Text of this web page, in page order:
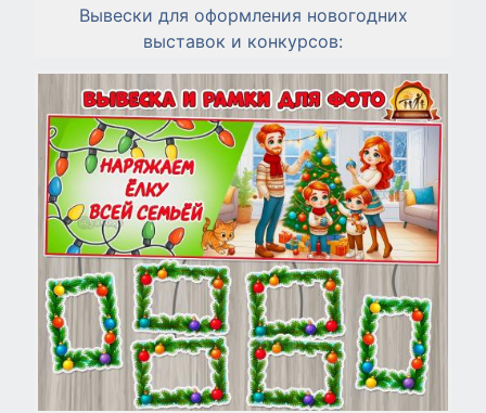
Вывески для оформления новогодних
выставок и конкурсов: